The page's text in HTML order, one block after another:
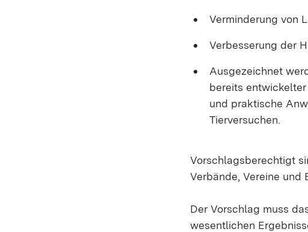
Verminderung von
Verbesserung der
Ausgezeichnet
bereits
und praktische
Tierversuchen.
Vorschlagsberechtigt
Verbände, Vereine und
Der Vorschlag muss
wesentlichen